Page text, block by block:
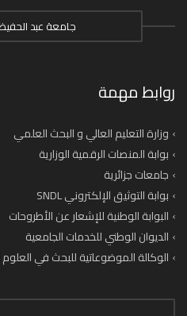
جامعة عبد
روابط مهمة
وزارة التعليم العالي و البحث العلمي
بوابة المنصات الرقمية الوزارية
جامعات جزائرية
بوابة التوثيق الإلكتروني SNDL
البوابة الوطنية للإشعار عن الأطروحات
الديوان الوطني للخدمات الجامعية
الوكالة الموضوعاتية للبحث في العلوم